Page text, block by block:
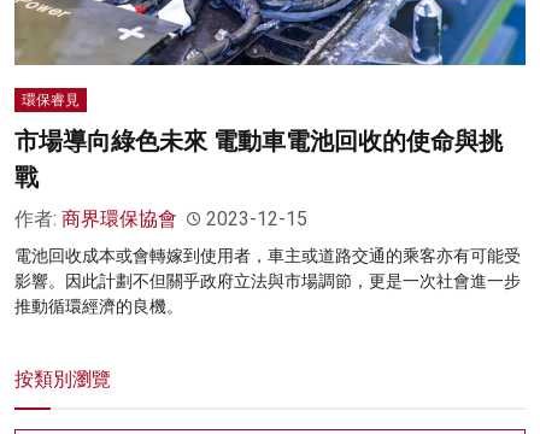
關於我們
環保睿見
市場導向綠色未來 電動車電池回收的使命與挑
戰
作者: 商界環保協會 2023-12-15
電池回收成本或會轉嫁到使用者，車主或道路交通的乘客亦有可能受
影響。因此計劃不但關乎政府立法與市場調節，更是一次社會進一步
推動循環經濟的良機。
按類別瀏覽